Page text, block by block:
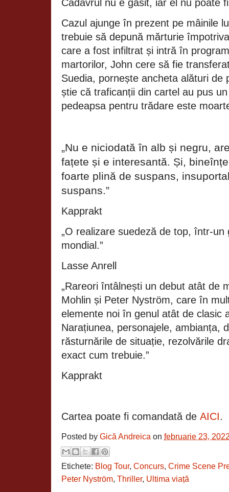
Cadavrul nu e găsit, iar el nu poate
Cazul ajunge în prezent pe mâinile
trebuie să depună mărturie
care a fost infiltrat și intră în
martorilor, John cere să fie
Suedia, pornește ancheta alături de
știe că traficanții din cartel au pus
pedeapsa pentru trădare este
„Nu e niciodată în alb și negru,
fațete și e interesantă. Și,
foarte plină de suspans,
suspans.”
Kapprakt
„O realizare suedeză de top, într-un
mondial.”
Lasse Anrell
„Rareori întâlnești un debut atât de
Mohlin și Peter Nyström, care în
elemente noi în genul atât de clasic
Narațiunea, personajele, ambianța,
răsturnările de situație, rezolvările
exact cum trebuie.”
Kapprakt
Cartea poate fi comandată de AICI.
Posted by Gică Andreica on februarie 23,
Etichete: Blog Tour, Concurs, Crime Scene
Peter Nyström, Thriller, Ultima viață